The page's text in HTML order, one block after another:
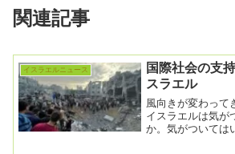
関連記事
イスラエルニュース
国際社会の支
スラエル
風向きが変わって
イスラエルは気が
か。気がついては